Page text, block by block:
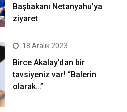
Başbakanı Netanyahu’ya
ziyaret
18 Aralık 2023
Birce Akalay’dan bir
tavsiyeniz var! “Balerin
olarak…”